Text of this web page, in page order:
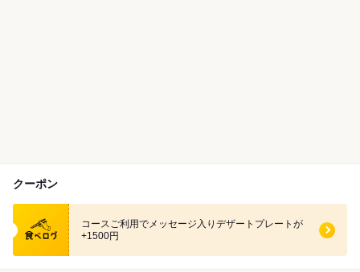
クーポン
食べログ クーポン
コースご利用でメッセージ入りデザートプレートが
+1500円